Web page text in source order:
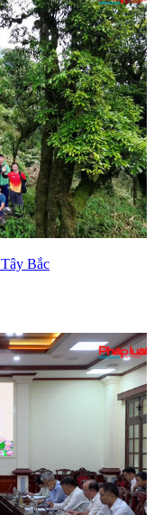
Bắc